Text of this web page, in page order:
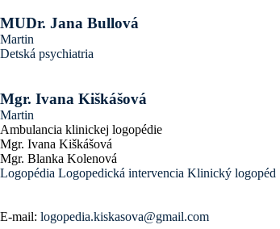
MUDr. Jana Bullová
Martin
Detská psychiatria
Mgr. Ivana Kiškášová
Martin
Ambulancia klinickej logopédie
Mgr. Ivana Kiškášová
Mgr. Blanka Kolenová
Logopédia Logopedická intervencia Klinický logopéd
E-mail: logopedia.kiskasova@gmail.com